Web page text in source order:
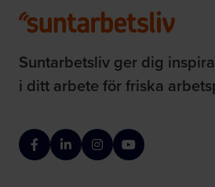
Suntarbetsliv ger dig
i ditt arbete för friska
FacebookLinkedInInstagramYouTube